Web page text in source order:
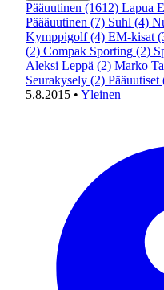
Pääuutinen (1612) Lapua
Päääuutinen (7) Suhl (4)
Kymppigolf (4) EM-kisat
(2) Compak Sporting (2)
Aleksi Leppä (2) Marko
Seurakysely (2) Pääuutiset
5.8.2015 • Yleinen